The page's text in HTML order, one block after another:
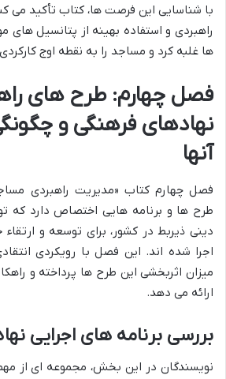
با شناسایی این فرصت ها، کتاب تأکید می
راهبردی و استفاده بهینه از پتانسیل های
ها غلبه کرد و مساجد را به نقطه اوج کارکردی
فصل چهارم: طرح های
نهادهای فرهنگی و
آنها
فصل چهارم کتاب «مدیریت راهبردی
طرح ها و برنامه هایی اختصاص دارد که
دینی ذیربط در کشور، برای توسعه و
اجرا شده اند. این فصل با رویکردی
میزان اثربخشی این طرح ها پرداخته و
ارائه می دهد.
بررسی برنامه های اجرایی
نویسندگان در این بخش، مجموعه ای از